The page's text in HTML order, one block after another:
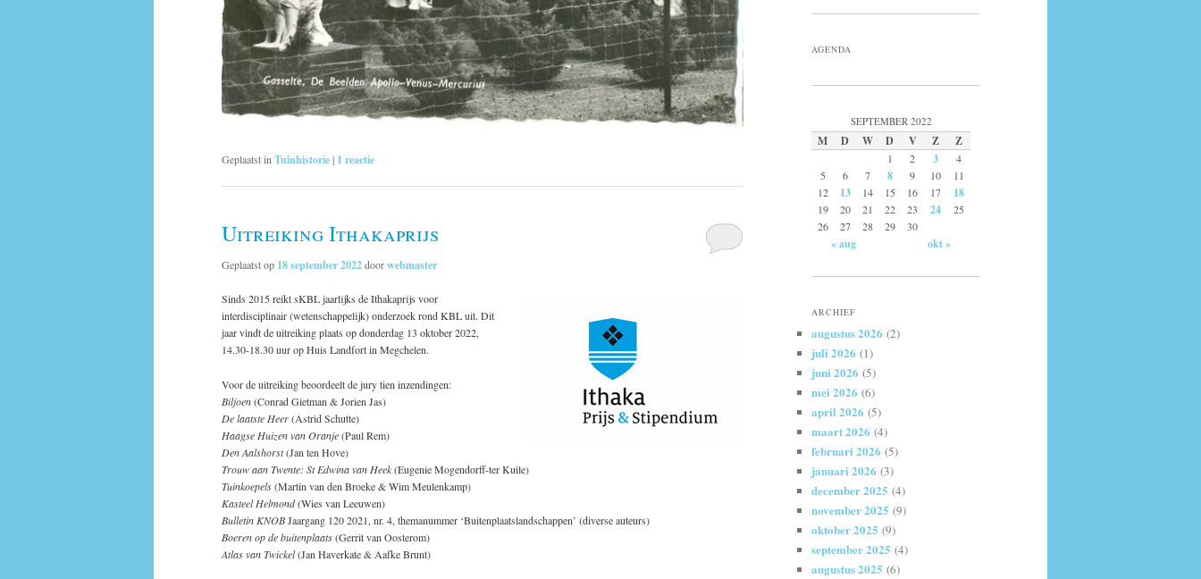
Geplaatst inTuinhistorie| 1 reactie
Uitreiking Ithakaprijs
Geplaatst op 18 september 2022doorwebmaster
Sinds 2015 reikt sKBL jaarlijks de Ithakaprijs voor
interdisciplinair (wetenschappelijk) onderzoek rond KBL uit. Dit
jaar vindt de uitreiking plaats op donderdag 13 oktober 2022,
14.30-18.30 uur op Huis Landfort in Megchelen.
Voor de uitreiking beoordeelt de jury tien inzendingen:
Biljoen(Conrad Gietman & Jorien Jas)
De laatste Heer(Astrid Schutte)
Haagse Huizen van Oranje(Paul Rem)
Den Aalshorst(Jan ten Hove)
Trouw aan Twente: St Edwina van Heek(Eugenie Mogendorff-ter Kuile)
Tuinkoepels(Martin van den Broeke & Wim Meulenkamp)
Kasteel Helmond(Wies van Leeuwen)
Bulletin KNOBJaargang 120 2021, nr. 4, themanummer ‘Buitenplaatslandschappen’ (diverse auteurs)
Boeren op de buitenplaats(Gerrit van Oosterom)
Atlas van Twickel(Jan Haverkate & Aafke Brunt)
AGENDA
SEPTEMBER 2022
M D W D V Z Z
1 2 3
4
5
6 7 8 9 10
11
12
13 14 15 16 17 18
19 20 21 22 23 24
25
26
27 28 29 30
« aug okt »
ARCHIEF
augustus 2026 (2)
juli 2026 (1)
juni 2026 (5)
mei 2026 (6)
april 2026 (5)
maart 2026 (4)
februari 2026 (5)
januari 2026 (3)
december 2025 (4)
november 2025 (9)
oktober 2025 (9)
september 2025 (4)
augustus 2025 (6)